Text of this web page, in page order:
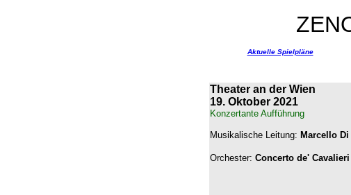
Aktuelle Spielpläne
Theater an der Wien
19. Oktober 2021
Konzertante Aufführung
Musikalische Leitung: Marcello
Orchester: Concerto de' Cavalieri